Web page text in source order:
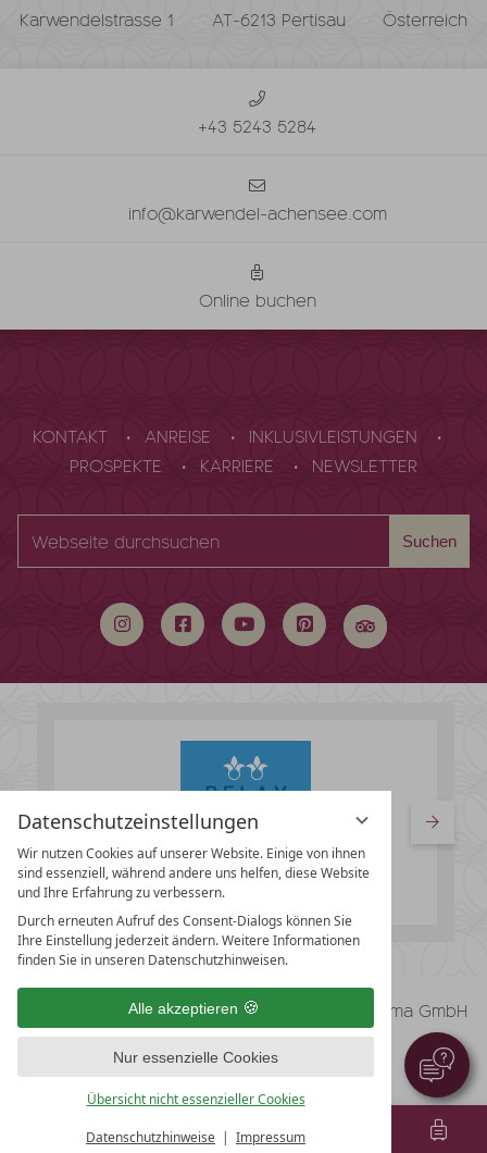
Datenschutzeinstellungen
Wir nutzen Cookies auf unserer Website. Einige von ihnen
sind essenziell, während andere uns helfen, diese Website
und Ihre Erfahrung zu verbessern.
Durch erneuten Aufruf des Consent-Dialogs können Sie
Ihre Einstellung jederzeit ändern. Weitere Informationen
finden Sie in unseren Datenschutzhinweisen.
Alle akzeptieren
Nur essenzielle Cookies
Übersicht nicht essenzieller Cookies
Datenschutzhinweise Impressum
Karwendelstrasse 1 AT-6213 Pertisau Österreich
+43 5243 5284
info@karwendel-achensee.com
Online buchen
KONTAKT ANREISE
INKLUSIVLEISTUNGEN
PROSPEKTE
KARRIERE NEWSLETTER
durchsuchen
Suchen
vioma GmbH
Datenschutz
Datenschutzeinstellungen
AGB